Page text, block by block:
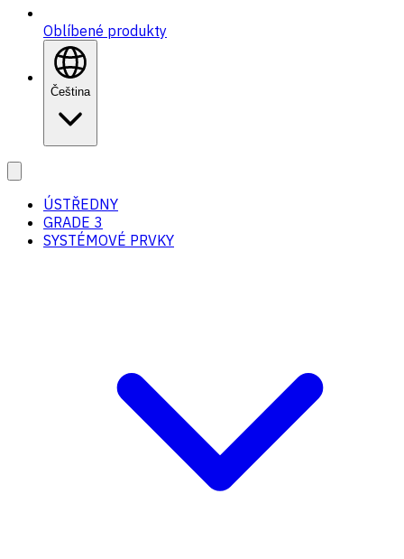
Oblíbené produkty
Čeština
ÚSTŘEDNY
GRADE 3
SYSTÉMOVÉ PRVKY